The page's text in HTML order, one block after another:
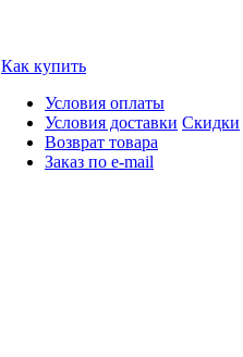
Как купить
Условия оплаты
Условия доставки
Возврат товара
Заказ по e-mail
Скидки